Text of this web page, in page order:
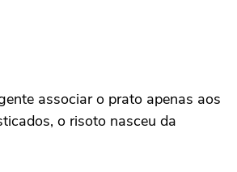
associar o prato apenas aos
o risoto nasceu da